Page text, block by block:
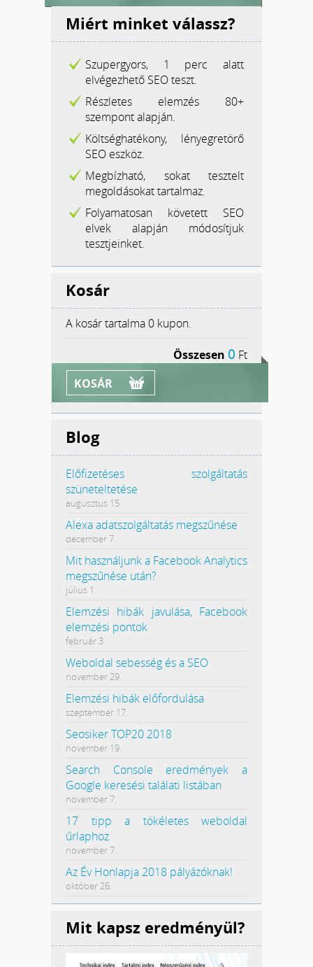
Miért minket válassz?
Szupergyors, 1 perc alatt
elvégezhető SEO teszt.
Részletes elemzés 80+
szempont alapján.
Költséghatékony, lényegretörő
SEO eszköz.
Megbízható, sokat tesztelt
megoldásokat tartalmaz.
Folyamatosan követett SEO
elvek alapján módosítjuk
tesztjeinket.
Kosár
A kosár tartalma 0 kupon.
Összesen 0 Ft
KOSÁR
Blog
Előfizetéses szolgáltatás
szüneteltetése
augusztus 15.
Alexa adatszolgáltatás megszűnése
december 7.
Mit használjunk a Facebook Analytics
megszűnése után?
július 1.
Elemzési hibák javulása, Facebook
elemzési pontok
február 3.
Weboldal sebesség és a SEO
november 29.
Elemzési hibák előfordulása
szeptember 17.
Seosiker TOP20 2018
november 19.
Search Console eredmények a
Google keresési találati listában
november 7.
17 tipp a tökéletes weboldal
űrlaphoz
november 7.
Az Év Honlapja 2018 pályázóknak!
október 26.
Mit kapsz eredményül?